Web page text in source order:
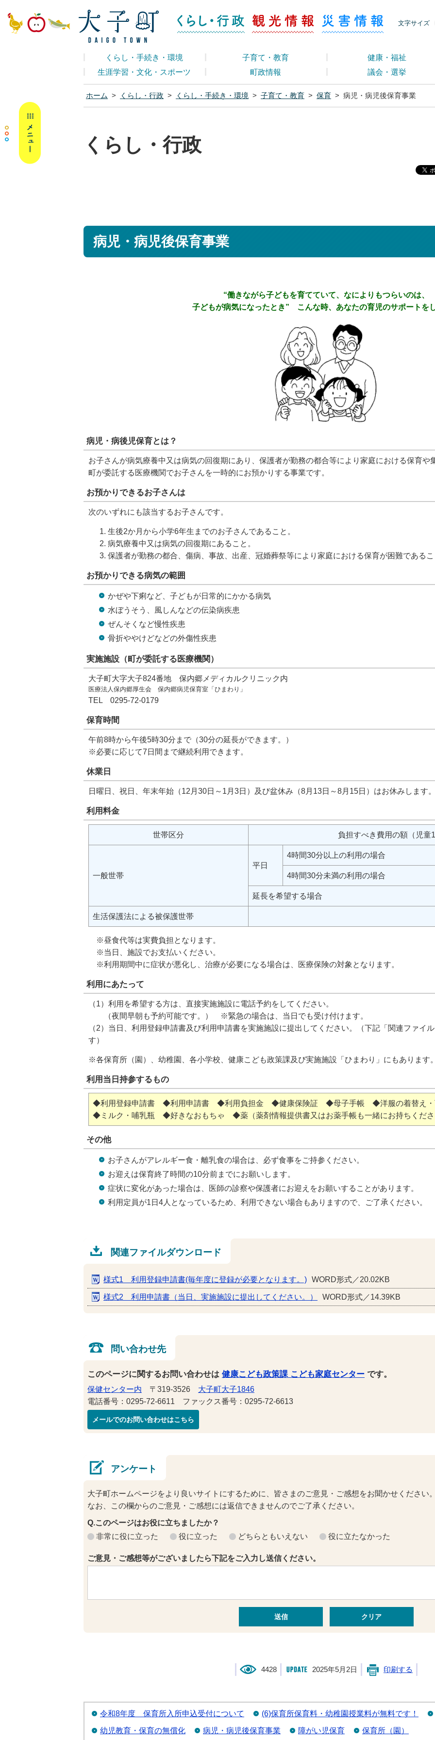
大子町ホームページ くらし・行政
文字サイズ
くらし・行政 観光情報 災害情報
くらし・手続き・環境 子育て・教育
健康・福祉
生涯学習・文化・スポーツ
町政情報 議会・選挙
ホーム > くらし・行政 > くらし・手続き・環境 > 子育て・教育 > 保育 > 病児・病児後保育事業
くらし・行政
病児・病児後保育事業
“働きながら子どもを育てていて、なによりもつらいのは、
子どもが病気になったとき” こんな時、あなたの育児のサポートを
病児・病後児保育とは？
お子さんが病気療養中又は病気の回復期にあり、保護者が勤務の都合等により家庭における保育や
町が委託する医療機関でお子さんを一時的にお預かりする事業です。
お預かりできるお子さんは
次のいずれにも該当するお子さんです。
生後2か月から小学6年生までのお子さんであること。
病気療養中又は病気の回復期にあること。
保護者が勤務の都合、傷病、事故、出産、冠婚葬祭等により家庭における保育が困難である
お預かりできる病気の範囲
かぜや下痢など、子どもが日常的にかかる病気
水ぼうそう、風しんなどの伝染病疾患
ぜんそくなど慢性疾患
骨折ややけどなどの外傷性疾患
実施施設（町が委託する医療機関）
大子町大字大子824番地 保内郷メディカルクリニック内
医療法人保内郷厚生会 保内郷病児保育室「ひまわり」
TEL 0295-72-0179
保育時間
午前8時から午後5時30分まで（30分の延長ができます。）
※必要に応じて7日間まで継続利用できます。
休業日
日曜日、祝日、年末年始（12月30日～1月3日）及び盆休み（8月13日～8月15日）はお休みします
利用料金
世帯区分 負担すべき費用の額（児童
一般世帯
平日
4時間30分以上の利用の場合
4時間30分未満の利用の場合
延長を希望する場合
生活保護法による被保護世帯
※昼食代等は実費負担となります。
※当日、施設でお支払いください。
※利用期間中に症状が悪化し、治療が必要になる場合は、医療保険の対象となります。
利用にあたって
（1）利用を希望する方は、直接実施施設に電話予約をしてください。
（夜間早朝も予約可能です。） ※緊急の場合は、当日でも受け付けます。
（2）当日、利用登録申請書及び利用申請書を実施施設に提出してください。（下記「関連ファイ
す）
※各保育所（園）、幼稚園、各小学校、健康こども政策課及び実施施設「ひまわり」にもあります
利用当日持参するもの
◆利用登録申請書 ◆利用申請書 ◆利用負担金 ◆健康保険証 ◆母子手帳 ◆洋服の着替え・
◆ミルク・哺乳瓶 ◆好きなおもちゃ ◆薬（薬剤情報提供書又はお薬手帳も一緒にお持ちくださ
その他
お子さんがアレルギー食・離乳食の場合は、必ず食事をご持参ください。
お迎えは保育終了時間の10分前までにお願いします。
症状に変化があった場合は、医師の診察や保護者にお迎えをお願いすることがあります。
利用定員が1日4人となっているため、利用できない場合もありますので、ご了承ください。
関連ファイルダウンロード
様式1 利用登録申請書(毎年度に登録が必要となります。) WORD形式／20.02KB
様式2 利用申請書（当日、実施施設に提出してください。） WORD形式／14.39KB
問い合わせ先
このページに関するお問い合わせは 健康こども政策課 こども家庭センター です。
保健センター内 〒319-3526 大子町大子1846
電話番号：0295-72-6611 ファックス番号：0295-72-6613
メールでのお問い合わせはこちら
アンケート
大子町ホームページをより良いサイトにするために、皆さまのご意見・ご感想をお聞かせください
なお、この欄からのご意見・ご感想には返信できませんのでご了承ください。
Q.このページはお役に立ちましたか？
非常に役に立った
役に立った どちらともいえない 役に立たなかった
ご意見・ご感想等がございましたら下記をご入力し送信ください。
4428 2025年5月2日 印刷する
令和8年度 保育所入所申込受付について (6)保育所保育料・幼稚園授業料が無料です！
幼児教育・保育の無償化 病児・病児後保育事業 障がい児保育 保育所（園）